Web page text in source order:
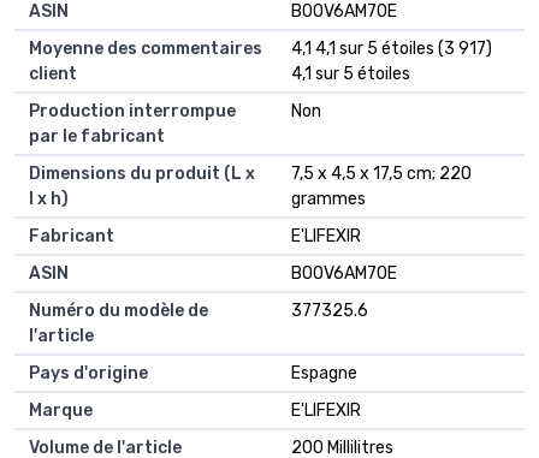
ASIN
‎B00V6AM70E
Moyenne des commentaires
client
4,1 4,1 sur 5 étoiles (3 917)
4,1 sur 5 étoiles
Production interrompue
par le fabricant
Non
Dimensions du produit (L x
l x h)
7,5 x 4,5 x 17,5 cm; 220
grammes
Fabricant
E'LIFEXIR
ASIN
B00V6AM70E
Numéro du modèle de
l'article
377325.6
Pays d'origine
Espagne
Marque
E'LIFEXIR
Volume de l'article
200 Millilitres